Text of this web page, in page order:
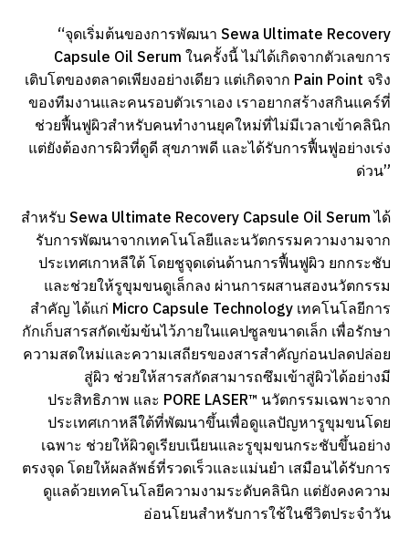
“จุดเริ่มต้นของการพัฒนา Sewa Ultimate Recovery
Capsule Oil Serum ในครั้งนี้ ไม่ได้เกิดจากตัวเลขการ
เติบโตของตลาดเพียงอย่างเดียว แต่เกิดจาก Pain Point จริง
ของทีมงานและคนรอบตัวเราเอง เราอยากสร้างสกินแคร์ที่
ช่วยฟื้นฟูผิวสำหรับคนทำงานยุคใหม่ที่ไม่มีเวลาเข้าคลินิก
แต่ยังต้องการผิวที่ดูดี สุขภาพดี และได้รับการฟื้นฟูอย่างเร่ง
ด่วน”
สำหรับ Sewa Ultimate Recovery Capsule Oil Serum ได้
รับการพัฒนาจากเทคโนโลยีและนวัตกรรมความงามจาก
ประเทศเกาหลีใต้ โดยชูจุดเด่นด้านการฟื้นฟูผิว ยกกระชับ
และช่วยให้รูขุมขนดูเล็กลง ผ่านการผสานสองนวัตกรรม
สำคัญ ได้แก่ Micro Capsule Technology เทคโนโลยีการ
กักเก็บสารสกัดเข้มข้นไว้ภายในแคปซูลขนาดเล็ก เพื่อรักษา
ความสดใหม่และความเสถียรของสารสำคัญก่อนปลดปล่อย
สู่ผิว ช่วยให้สารสกัดสามารถซึมเข้าสู่ผิวได้อย่างมี
ประสิทธิภาพ และ PORE LASER™ นวัตกรรมเฉพาะจาก
ประเทศเกาหลีใต้ที่พัฒนาขึ้นเพื่อดูแลปัญหารูขุมขนโดย
เฉพาะ ช่วยให้ผิวดูเรียบเนียนและรูขุมขนกระชับขึ้นอย่าง
ตรงจุด โดยให้ผลลัพธ์ที่รวดเร็วและแม่นยำ เสมือนได้รับการ
ดูแลด้วยเทคโนโลยีความงามระดับคลินิก แต่ยังคงความ
อ่อนโยนสำหรับการใช้ในชีวิตประจำวัน